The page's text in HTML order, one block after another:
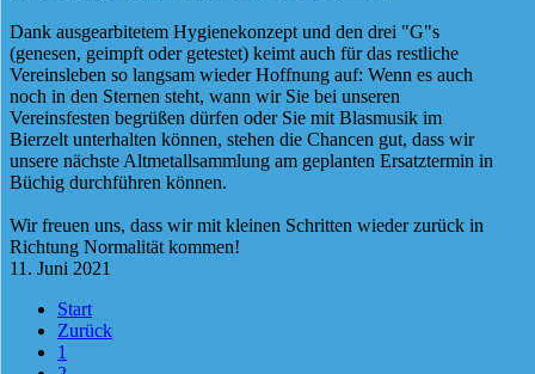
Dank ausgearbitetem Hygienekonzept und den drei "G"s
(genesen, geimpft oder getestet) keimt auch für das restliche
Vereinsleben so langsam wieder Hoffnung auf: Wenn es auch
noch in den Sternen steht, wann wir Sie bei unseren
Vereinsfesten begrüßen dürfen oder Sie mit Blasmusik im
Bierzelt unterhalten können, stehen die Chancen gut, dass wir
unsere nächste Altmetallsammlung am geplanten Ersatztermin in
Büchig durchführen können.
Wir freuen uns, dass wir mit kleinen Schritten wieder zurück in
Richtung Normalität kommen!
11. Juni 2021
Start
Zurück
1